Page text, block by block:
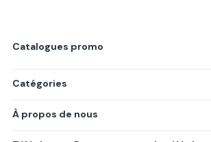
Catalogues promo
Catégories
Produits
À propos de nous